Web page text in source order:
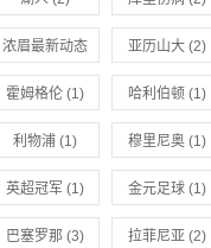
浓眉最新动态
(1)
亚历山大(2)
霍姆格伦 (1) 哈利伯顿 (1)
利物浦 (1) 穆里尼奥(1)
英超冠军 (1) 金元足球(1)
巴塞罗那 (3) 拉菲尼亚(2)